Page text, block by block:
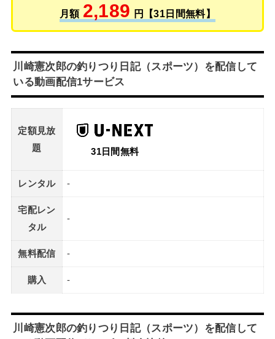
月額 2,189 円【31日間無料】
川崎憲次郎の釣りつり日記（スポーツ）を配信して
いる動画配信1サービス
定額見放
題
31日間無料
レンタル -
宅配レン
タル
-
無料配信 -
購入 -
川崎憲次郎の釣りつり日記（スポーツ）を配信して